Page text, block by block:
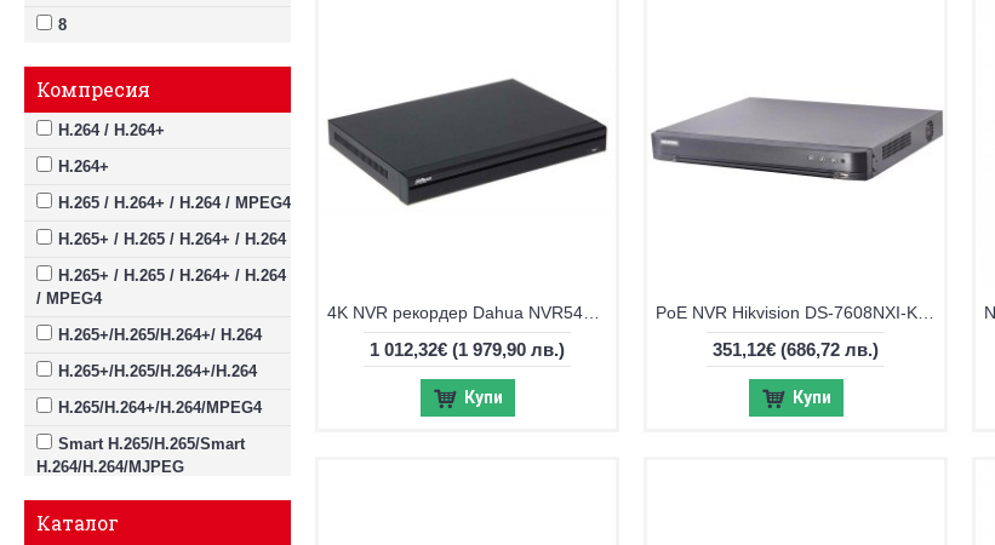
8
Компресия
H.264 / H.264+
H.264+
H.265 / H.264+ / H.264 / MPEG4
H.265+ / H.265 / H.264+ / H.264
H.265+ / H.265 / H.264+ / H.264
/ MPEG4
H.265+/H.265/H.264+/ H.264
H.265+/H.265/H.264+/H.264
H.265/H.264+/H.264/MPEG4
Smart H.265/H.265/Smart
H.264/H.264/MJPEG
Каталог
1 012,32€ (1 979,90 лв.)
Купи
351,12€ (686,72 лв.)
Купи